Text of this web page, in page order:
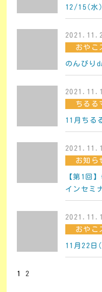
12/15(水
おやこ
のんびり
ちるる
11月ちる
お知ら
【第1回
インセミ
信・録画
おやこ
11月22日
1 2